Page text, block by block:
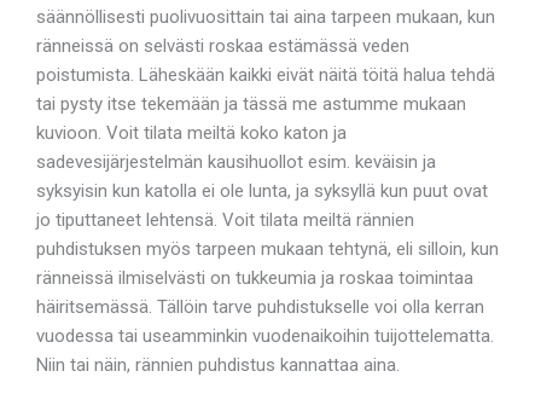
säännöllisesti puolivuosittain tai aina tarpeen mukaan, kun
ränneissä on selvästi roskaa estämässä veden
poistumista. Läheskään kaikki eivät näitä töitä halua tehdä
tai pysty itse tekemään ja tässä me astumme mukaan
kuvioon. Voit tilata meiltä koko katon ja
sadevesijärjestelmän kausihuollot esim. keväisin ja
syksyisin kun katolla ei ole lunta, ja syksyllä kun puut ovat
jo tiputtaneet lehtensä. Voit tilata meiltä rännien
puhdistuksen myös tarpeen mukaan tehtynä, eli silloin, kun
ränneissä ilmiselvästi on tukkeumia ja roskaa toimintaa
häiritsemässä. Tällöin tarve puhdistukselle voi olla kerran
vuodessa tai useamminkin vuodenaikoihin tuijottelematta.
Niin tai näin, rännien puhdistus kannattaa aina.